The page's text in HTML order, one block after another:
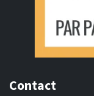
Contact